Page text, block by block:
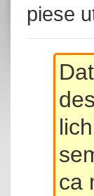
piese
ca